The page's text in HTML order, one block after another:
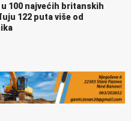
100 najvećih britanskih
122 puta više od